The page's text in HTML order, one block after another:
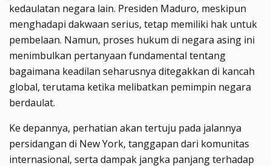
kedaulatan negara lain. Presiden Maduro, meskipun
menghadapi dakwaan serius, tetap memiliki hak untuk
pembelaan. Namun, proses hukum di negara asing ini
menimbulkan pertanyaan fundamental tentang
bagaimana keadilan seharusnya ditegakkan di kancah
global, terutama ketika melibatkan pemimpin negara
berdaulat.
Ke depannya, perhatian akan tertuju pada jalannya
persidangan di New York, tanggapan dari komunitas
internasional, serta dampak jangka panjang terhadap